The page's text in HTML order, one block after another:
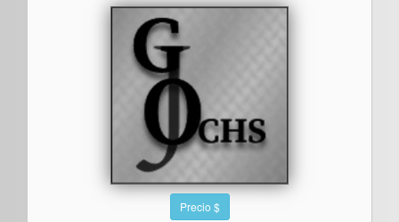
Precio $